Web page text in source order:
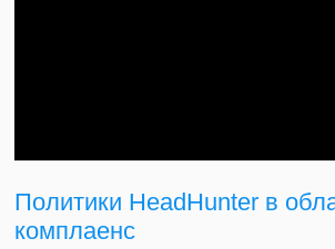
Политики HeadHunter в
комплаенс